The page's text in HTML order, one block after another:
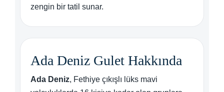
zengin bir tatil sunar.
Ada Deniz Gulet Hakkında
Ada Deniz, Fethiye çıkışlı lüks mavi